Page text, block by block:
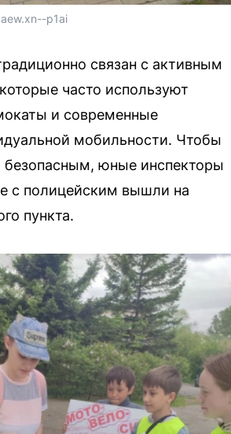
p1ai
связан с активным
часто используют
и современные
мобильности. Чтобы
безопасным, юные инспекторы
с полицейским вышли на
пункта.